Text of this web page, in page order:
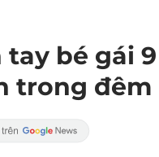
tay bé gái
trong đêm